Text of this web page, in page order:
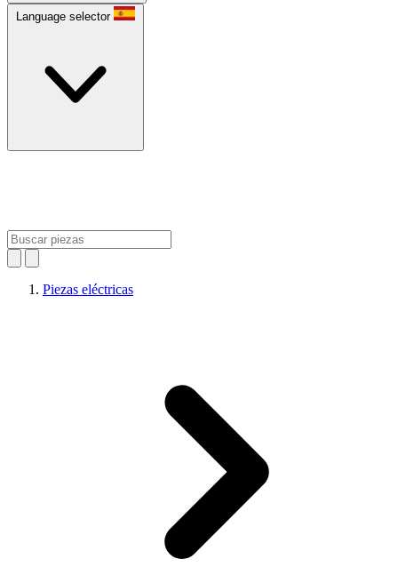
Language selector
Piezas eléctricas